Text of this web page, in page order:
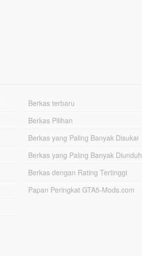
Berkas terbaru
Berkas Pilihan
Berkas yang Paling Banyak Disukai
Berkas yang Paling Banyak Diunduh
Berkas dengan Rating Tertinggi
Papan Peringkat GTA5-Mods.com